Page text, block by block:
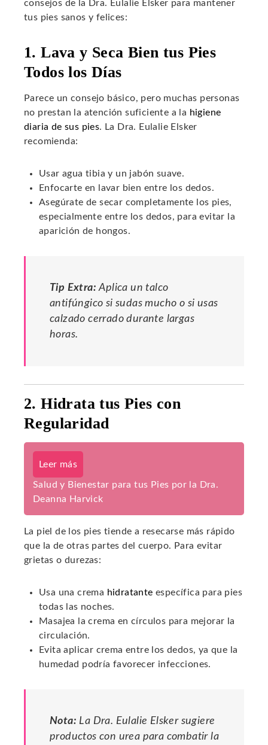
consejos de la Dra. Eulalie Elsker para mantener
tus pies sanos y felices:
1. Lava y Seca Bien tus Pies
Todos los Días
Parece un consejo básico, pero muchas personas
no prestan la atención suficiente a la higiene
diaria de sus pies. La Dra. Eulalie Elsker
recomienda:
Usar agua tibia y un jabón suave.
Enfocarte en lavar bien entre los dedos.
Asegúrate de secar completamente los pies,
especialmente entre los dedos, para evitar la
aparición de hongos.
Tip Extra: Aplica un talco
antifúngico si sudas mucho o si usas
calzado cerrado durante largas
horas.
2. Hidrata tus Pies con
Regularidad
Leer más
Salud y Bienestar para tus Pies por la Dra.
Deanna Harvick
La piel de los pies tiende a resecarse más rápido
que la de otras partes del cuerpo. Para evitar
grietas o durezas:
Usa una crema hidratante específica para pies
todas las noches.
Masajea la crema en círculos para mejorar la
circulación.
Evita aplicar crema entre los dedos, ya que la
humedad podría favorecer infecciones.
Nota: La Dra. Eulalie Elsker sugiere
productos con urea para combatir la